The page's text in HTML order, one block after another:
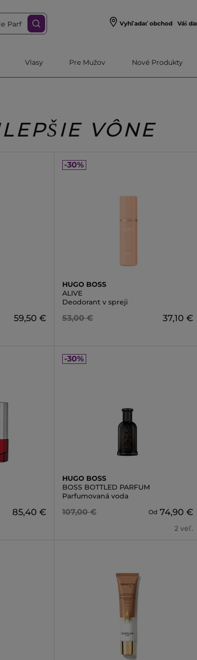
Vyhľadať obchod Váš
Vlasy Pre Mužov Nové Produkty
VÔNE
59,50 €
-30%
HUGO BOSS
ALIVE
Deodorant v spreji
53,00 € 37,10 €
85,40 €
-30%
HUGO BOSS
BOSS BOTTLED PARFUM
Parfumovaná voda
107,00 € Od 74,90 €
2 veľ.